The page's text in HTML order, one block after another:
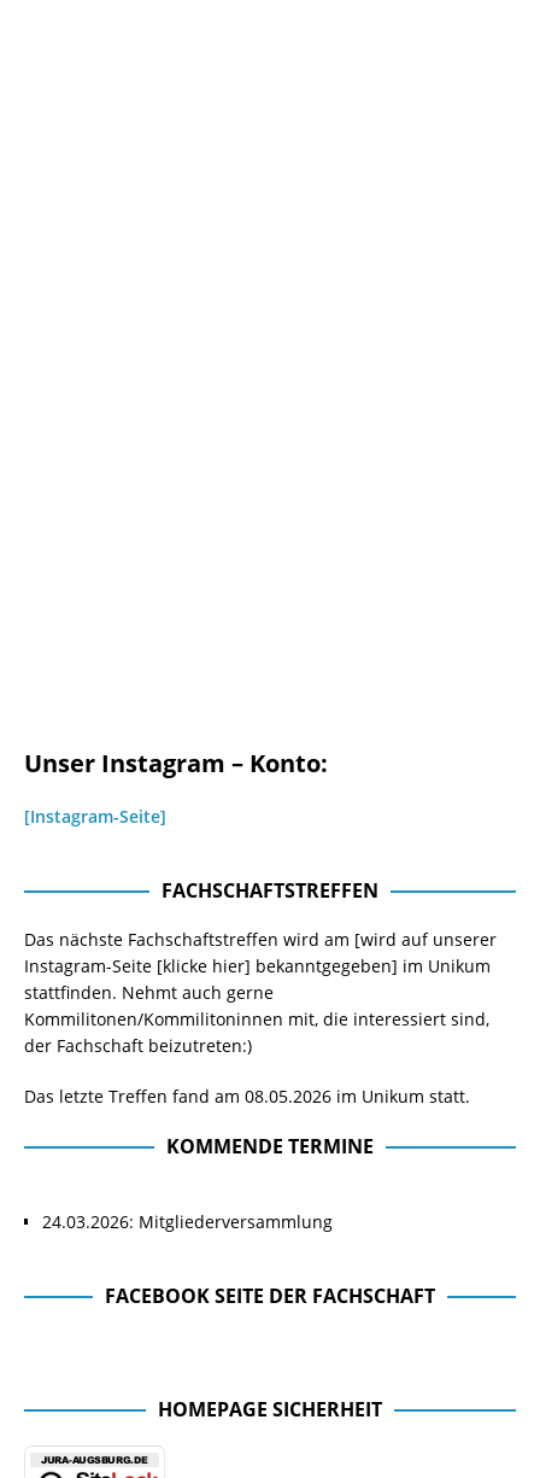
Unser Instagram – Konto:
[Instagram-Seite]
FACHSCHAFTSTREFFEN
Das nächste Fachschaftstreffen wird am [wird auf unserer
Instagram-Seite [klicke hier] bekanntgegeben] im Unikum
stattfinden. Nehmt auch gerne
Kommilitonen/Kommilitoninnen mit, die interessiert sind,
der Fachschaft beizutreten:)
Das letzte Treffen fand am 08.05.2026 im Unikum statt.
KOMMENDE TERMINE
24.03.2026: Mitgliederversammlung
FACEBOOK SEITE DER FACHSCHAFT
HOMEPAGE SICHERHEIT